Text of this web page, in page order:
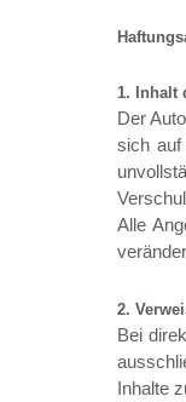
1. Inhalt
Der
sich auf
Alle
2.
Bei
Inhalte